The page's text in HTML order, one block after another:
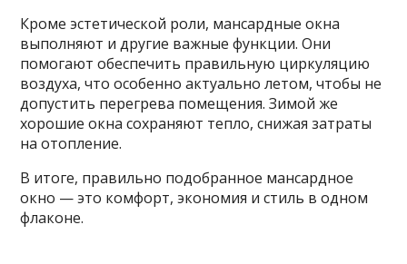
Кроме эстетической роли, мансардные окна
выполняют и другие важные функции. Они
помогают обеспечить правильную циркуляцию
воздуха, что особенно актуально летом, чтобы не
допустить перегрева помещения. Зимой же
хорошие окна сохраняют тепло, снижая затраты
на отопление.
В итоге, правильно подобранное мансардное
окно — это комфорт, экономия и стиль в одном
флаконе.